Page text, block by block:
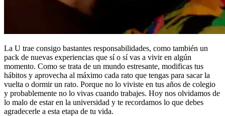
La U trae consigo bastantes responsabilidades, como también un
pack de nuevas experiencias que sí o sí vas a vivir en algún
momento. Como se trata de un mundo estresante, modificas tus
hábitos y aprovecha al máximo cada rato que tengas para sacar la
vuelta o dormir un rato. Porque no lo viviste en tus años de colegio
y probablemente no lo vivas cuando trabajes. Hoy nos olvidamos de
lo malo de estar en la universidad y te recordamos lo que debes
agradecerle a esta etapa de tu vida.